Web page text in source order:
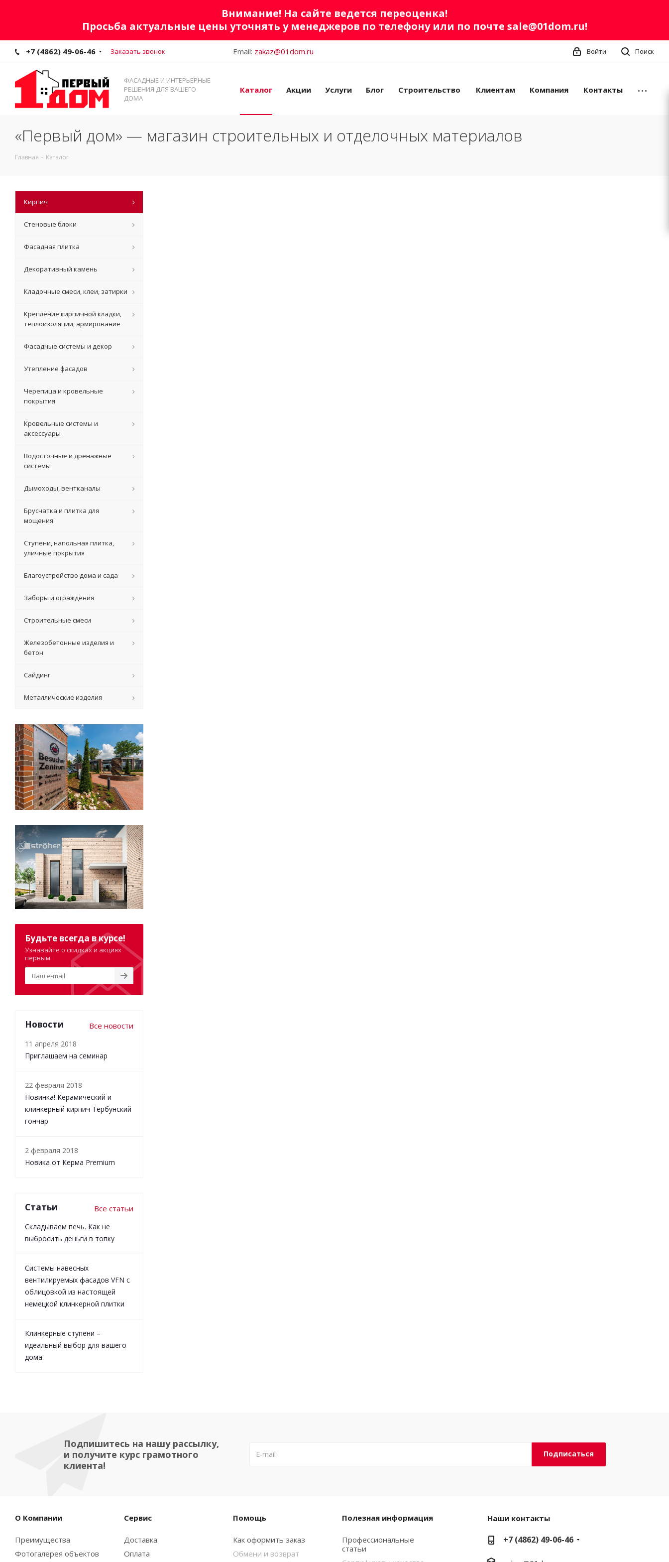
Внимание! На сайте ведется переоценка!
Просьба актуальные цены уточнять у менеджеров по телефону или по почте sale@01dom.ru!
+7 (4862) 49-06-46 Заказать звонок Email: zakaz@01dom.ru Поиск
Войти
ФАСАДНЫЕ И ИНТЕРЬЕРНЫЕ
РЕШЕНИЯ ДЛЯ ВАШЕГО
ДОМА
Каталог Акции Услуги Блог Строительство Клиентам Компания Контакты
«Первый дом» — магазин строительных и отделочных материалов
Главная - Каталог
Кирпич
Стеновые блоки
Фасадная плитка
Декоративный камень
Кладочные смеси, клеи, затирки
Крепление кирпичной кладки,
теплоизоляции, армирование
Фасадные системы и декор
Утепление фасадов
Черепица и кровельные
покрытия
Кровельные системы и
аксессуары
Водосточные и дренажные
системы
Дымоходы, вентканалы
Брусчатка и плитка для
мощения
Ступени, напольная плитка,
уличные покрытия
Благоустройство дома и сада
Заборы и ограждения
Строительные смеси
Железобетонные изделия и
бетон
Сайдинг
Металлические изделия
Будьте всегда в курсе!
Узнавайте о скидках и акциях
первым
Новости Все новости
11 апреля 2018
Приглашаем на семинар
22 февраля 2018
Новинка! Керамический и
клинкерный кирпич Тербунский
гончар
2 февраля 2018
Новика от Керма Premium
Статьи Все статьи
Складываем печь. Как не
выбросить деньги в топку
Системы навесных
вентилируемых фасадов VFN с
облицовкой из настоящей
немецкой клинкерной плитки
Клинкерные ступени –
идеальный выбор для вашего
дома
Подпишитесь на нашу рассылку,
и получите курс грамотного
клиента!
О Компании
Преимущества
Фотогалерея объектов
Сервис
Доставка
Оплата
Помощь
Как оформить заказ
Обмени и возврат
Полезная информация
Профессиональные
статьи
Наши контакты
+7 (4862) 49-06-46